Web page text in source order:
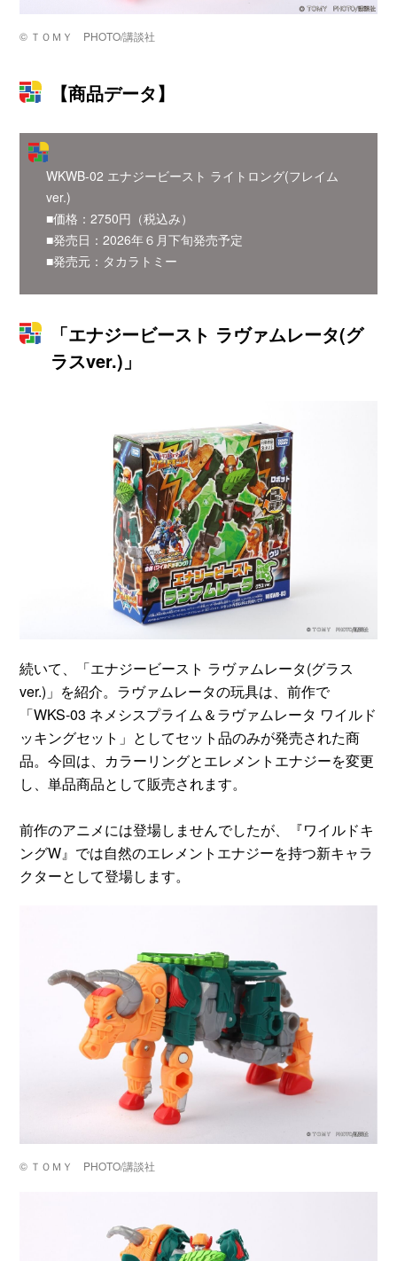
©️ ＴＯＭＹ PHOTO/講談社
【商品データ】
WKWB-02 エナジービースト ライトロング(フレイム
ver.)
■価格：2750円（税込み）
■発売日：2026年６月下旬発売予定
■発売元：タカラトミー
「エナジービースト ラヴァムレータ(グ
ラスver.)」
続いて、「エナジービースト ラヴァムレータ(グラス
ver.)」を紹介。ラヴァムレータの玩具は、前作で
「WKS-03 ネメシスプライム＆ラヴァムレータ ワイルド
ッキングセット」としてセット品のみが発売された商
品。今回は、カラーリングとエレメントエナジーを変更
し、単品商品として販売されます。
前作のアニメには登場しませんでしたが、『ワイルドキ
ングW』では自然のエレメントエナジーを持つ新キャラ
クターとして登場します。
©️ ＴＯＭＹ PHOTO/講談社